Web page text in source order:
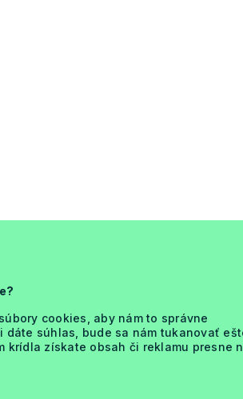
cookies, aby nám to správne
dáte súhlas, bude sa nám tukanovať
krídla získate obsah či reklamu presne